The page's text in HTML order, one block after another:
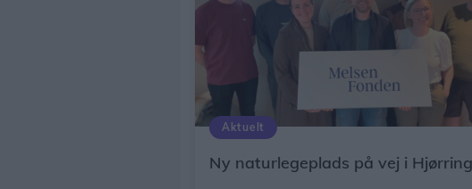
Aktuelt
Ny naturlegeplads på vej i Hjørring